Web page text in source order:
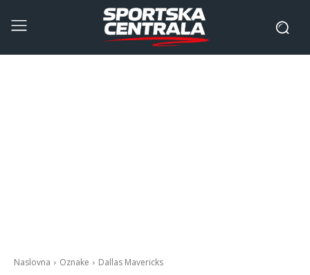
Naslovna Oznake Dallas Mavericks